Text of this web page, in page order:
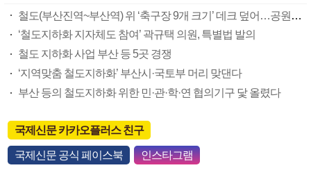
철도(부산진역~부산역) 위 ‘축구장 9개 크기’ 데크 덮어…공원·상가 등 조성(종합)
‘철도지하화 지자체도 참여’ 곽규택 의원, 특별법 발의
철도 지하화 사업 부산 등 5곳 경쟁
‘지역맞춤 철도지하화’ 부산시·국토부 머리 맞댄다
부산 등의 철도지하화 위한 민·관·학·연 협의기구 닻 올렸다
국제신문 카카오플러스 친구
국제신문 공식 페이스북 인스타그램